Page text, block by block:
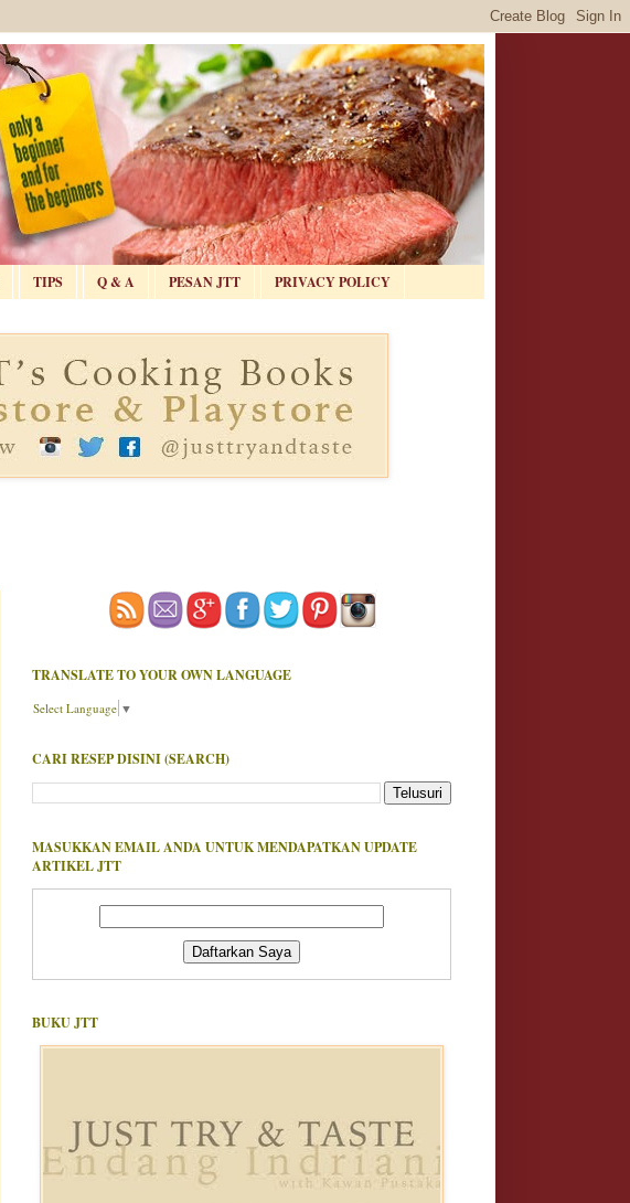
TIPS Q & A PESAN JTT PRIVACY POLICY
TRANSLATE TO YOUR OWN LANGUAGE
Select Language ▼
CARI RESEP DISINI (SEARCH)
MASUKKAN EMAIL ANDA UNTUK MENDAPATKAN UPDATE
ARTIKEL JTT
BUKU JTT